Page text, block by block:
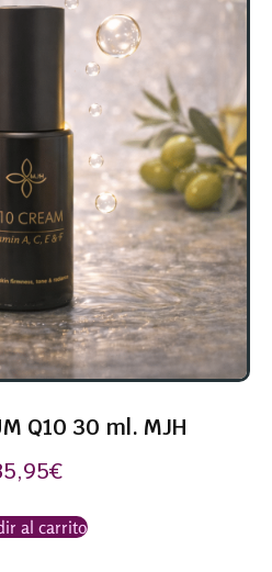
Q10 30 ml. MJH
€
al carrito